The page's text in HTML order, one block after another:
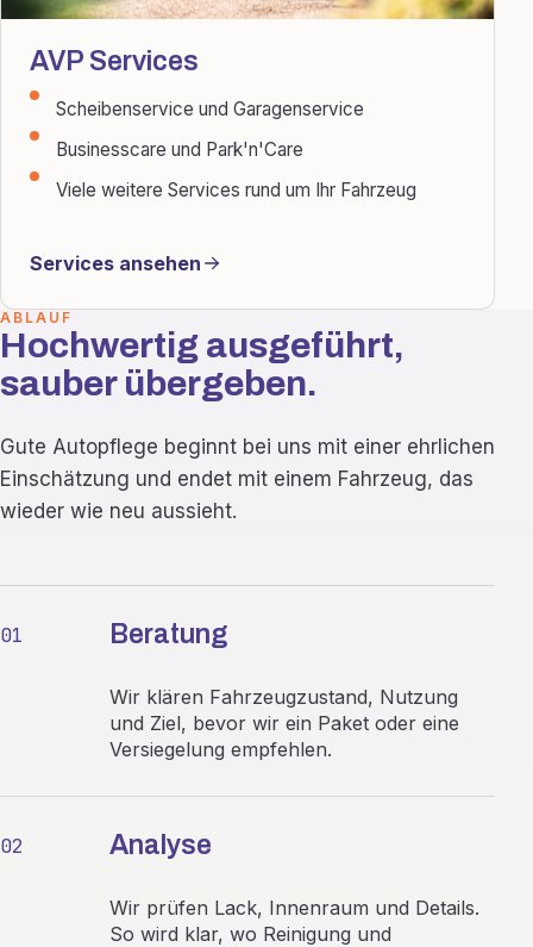
AVP Services
Scheibenservice und Garagenservice
Businesscare und Park'n'Care
Viele weitere Services rund um Ihr Fahrzeug
Services ansehen
ABLAUF
Hochwertig ausgeführt,
sauber übergeben.
Gute Autopflege beginnt bei uns mit einer ehrlichen
Einschätzung und endet mit einem Fahrzeug, das
wieder wie neu aussieht.
01 Beratung
Wir klären Fahrzeugzustand, Nutzung
und Ziel, bevor wir ein Paket oder eine
Versiegelung empfehlen.
02 Analyse
Wir prüfen Lack, Innenraum und Details.
So wird klar, wo Reinigung und